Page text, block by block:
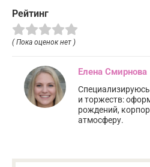
Рейтинг
( Пока оценок нет )
Елена Смирнова
и торжеств:
рождений,
атмосферу.